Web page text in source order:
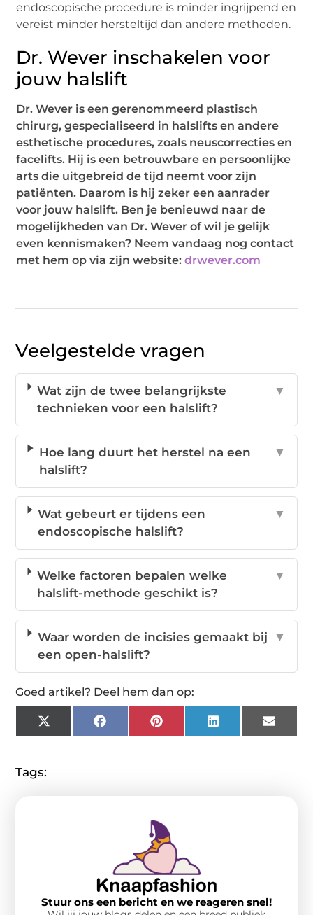
endoscopische procedure is minder ingrijpend en
vereist minder hersteltijd dan andere methoden.
Dr. Wever inschakelen voor
jouw halslift
Dr. Wever is een gerenommeerd plastisch
chirurg, gespecialiseerd in halslifts en andere
esthetische procedures, zoals neuscorrecties en
facelifts. Hij is een betrouwbare en persoonlijke
arts die uitgebreid de tijd neemt voor zijn
patiënten. Daarom is hij zeker een aanrader
voor jouw halslift. Ben je benieuwd naar de
mogelijkheden van Dr. Wever of wil je gelijk
even kennismaken? Neem vandaag nog contact
met hem op via zijn website: drwever.com
Veelgestelde vragen
Wat zijn de twee belangrijkste
technieken voor een halslift?
▼
Hoe lang duurt het herstel na een
halslift?
▼
Wat gebeurt er tijdens een
endoscopische halslift?
▼
Welke factoren bepalen welke
halslift-methode geschikt is?
▼
Waar worden de incisies gemaakt bij
een open-halslift?
▼
Goed artikel? Deel hem dan op:
X
(Twitter)
FacebookPinterestLinkedInEmail
Tags:
Stuur ons een bericht en we reageren snel!